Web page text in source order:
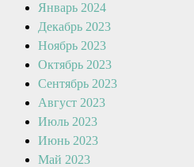
Январь 2024
Декабрь 2023
Ноябрь 2023
Октябрь 2023
Сентябрь 2023
Август 2023
Июль 2023
Июнь 2023
Май 2023